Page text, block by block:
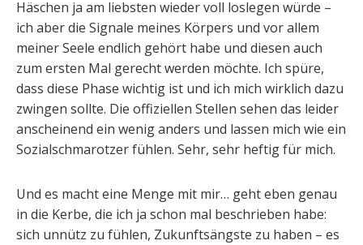
Häschen ja am liebsten wieder voll loslegen würde –
ich aber die Signale meines Körpers und vor allem
meiner Seele endlich gehört habe und diesen auch
zum ersten Mal gerecht werden möchte. Ich spüre,
dass diese Phase wichtig ist und ich mich wirklich dazu
zwingen sollte. Die offiziellen Stellen sehen das leider
anscheinend ein wenig anders und lassen mich wie ein
Sozialschmarotzer fühlen. Sehr, sehr heftig für mich.
Und es macht eine Menge mit mir… geht eben genau
in die Kerbe, die ich ja schon mal beschrieben habe:
sich unnütz zu fühlen, Zukunftsängste zu haben – es